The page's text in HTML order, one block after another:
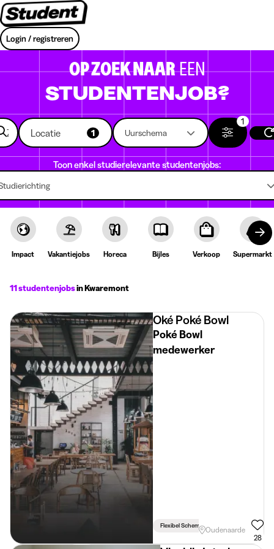
Login / registreren
OP ZOEK NAAREEN
STUDENTENJOB?
Locatie 1 Uurschema
1
Toon enkel studierelevante studentenjobs:
Impact Vakantiejobs Horeca Bijles Verkoop Supermarkt
11 studentenjobsin Kwaremont
Oké Poké Bowl
Poké Bowl
medewerker
Flexibel Schema Oudenaarde
28